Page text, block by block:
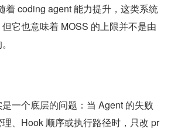
着 coding agent 能力提升，这类系统
它也意味着 MOSS 的上限并不是由
一个底层的问题：当 Agent 的失败
、Hook 顺序或执行路径时，只改 pr